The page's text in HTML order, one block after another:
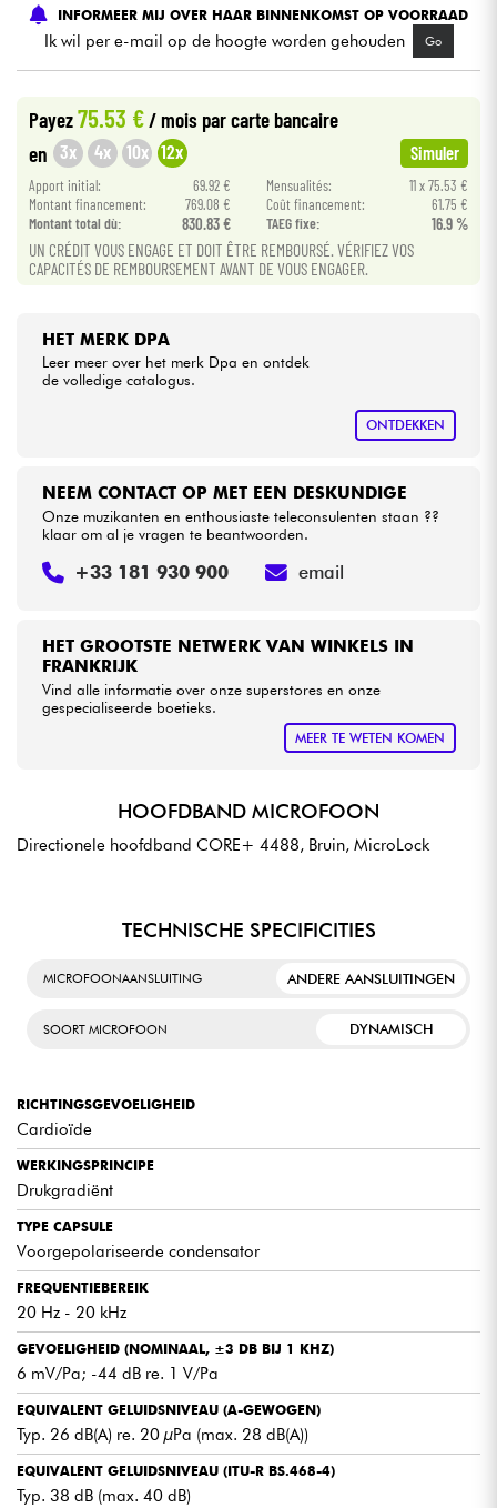
Kinderen
Kabels & toebehoren
HiFi
Sets
Bekijk onze merken
INFORMEER MIJ OVER HAAR BINNENKOMST OP VOORRAAD
Ik wil per e-mail op de hoogte worden gehouden Go
Payez75.53 €/ mois par carte bancaire
en 3x 4x 10x 12x Simuler
Apport initial: 69.92 € Mensualités:
11 x 75.53 €
Montant financement:
769.08 € Coût financement:
61.75 €
Montant total dù:
830.83 € TAEG fixe: 16.9 %
UN CRÉDIT VOUS ENGAGE ET DOIT ÊTRE REMBOURSÉ. VÉRIFIEZ VOS
CAPACITÉS DE REMBOURSEMENT AVANT DE VOUS ENGAGER.
HET MERK DPA
Leer meer over het merk Dpa en ontdek
de volledige catalogus.
ONTDEKKEN
HET GROOTSTE NETWERK VAN WINKELS IN
FRANKRIJK
Vind alle informatie over onze superstores en onze
gespecialiseerde boetieks.
MEER TE WETEN KOMEN
NEEM CONTACT OP MET EEN DESKUNDIGE
Onze muzikanten en enthousiaste teleconsulenten staan ??
klaar om al je vragen te beantwoorden.
+33 181 930 900 email
HOOFDBAND MICROFOON
Directionele hoofdband CORE+ 4488, Bruin, MicroLock
TECHNISCHE SPECIFICITIES
MICROFOONAANSLUITING ANDERE AANSLUITINGEN
SOORT MICROFOON DYNAMISCH
RICHTINGSGEVOELIGHEID
Cardioïde
WERKINGSPRINCIPE
Drukgradiënt
TYPE CAPSULE
Voorgepolariseerde condensator
FREQUENTIEBEREIK
20 Hz - 20 kHz
GEVOELIGHEID (NOMINAAL, ±3 DB BIJ 1 KHZ)
6 mV/Pa; -44 dB re. 1 V/Pa
EQUIVALENT GELUIDSNIVEAU (A-GEWOGEN)
Typ. 26 dB(A) re. 20 µPa (max. 28 dB(A))
EQUIVALENT GELUIDSNIVEAU (ITU-R BS.468-4)
Typ. 38 dB (max. 40 dB)